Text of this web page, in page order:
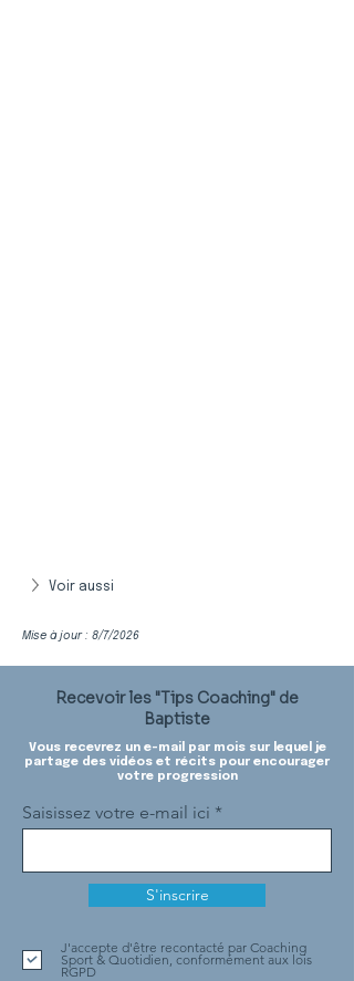
Voir aussi
Mise à jour : 8/7/2026
Recevoir les "Tips Coaching" de
Baptiste
Vous recevrez un e-mail par mois sur lequel je
partage des vidéos et récits pour encourager
votre progression
Saisissez votre e-mail ici
S'inscrire
J'accepte d'être recontacté par Coaching
Sport & Quotidien, conformément aux lois
RGPD